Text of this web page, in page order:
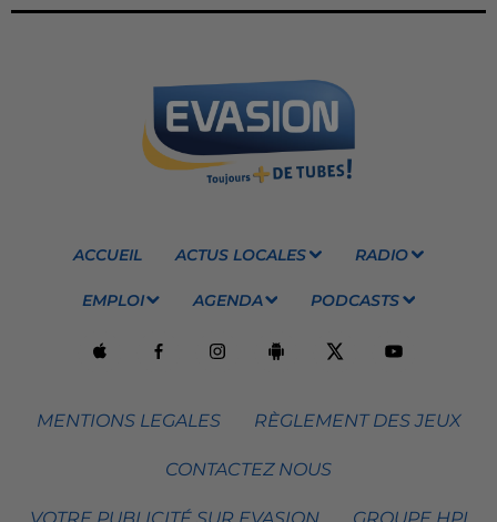
ACCUEIL ACTUS LOCALES RADIO
EMPLOI AGENDA PODCASTS
MENTIONS LEGALES RÈGLEMENT DES JEUX
CONTACTEZ NOUS
VOTRE PUBLICITÉ SUR EVASION GROUPE HPI